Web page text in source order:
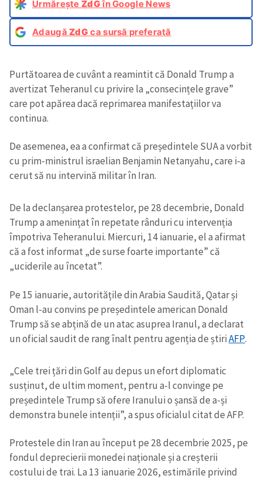
Urmărește ZdGîn Google News
AdaugăZdG ca sursă preferată
Purtătoarea de cuvânt a reamintit că Donald Trump a
avertizat Teheranul cu privire la „consecințele grave”
care pot apărea dacă reprimarea manifestațiilor va
continua.
De asemenea, ea a confirmat că președintele SUA a vorbit
cu prim-ministrul israelian Benjamin Netanyahu, care i-a
cerut să nu intervină militar în Iran.
De la declanșarea protestelor, pe 28 decembrie, Donald
Trump a amenințat în repetate rânduri cu intervenția
împotriva Teheranului. Miercuri, 14 ianuarie, el a afirmat
că a fost informat „de surse foarte importante” că
„uciderile au încetat”.
Pe 15 ianuarie, autoritățile din Arabia Saudită, Qatar și
Oman l-au convins pe președintele american Donald
Trump să se abțină de un atac asuprea Iranul, a declarat
un oficial saudit de rang înalt pentru agenția de știriAFP.
„Cele trei țări din Golf au depus un efort diplomatic
susținut, de ultim moment, pentru a-l convinge pe
președintele Trump să ofere Iranului o șansă de a-și
demonstra bunele intenții”, a spus oficialul citat de AFP.
Protestele din Iran au început pe 28 decembrie 2025, pe
fondul deprecierii monedei naționale și a creșterii
costului de trai. La 13 ianuarie 2026, estimările privind